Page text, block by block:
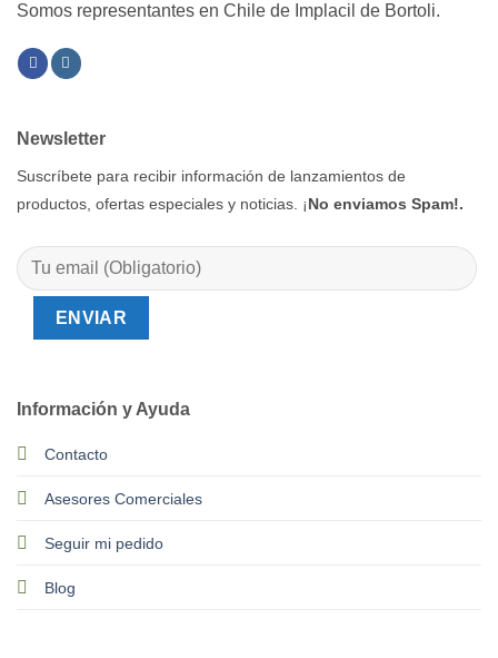
Somos representantes en Chile de Implacil de Bortoli.
Información y Ayuda
Contacto
Asesores Comerciales
Seguir mi pedido
Blog
Newsletter
Suscríbete para recibir información de lanzamientos de
productos, ofertas especiales y noticias. ¡No enviamos Spam!.